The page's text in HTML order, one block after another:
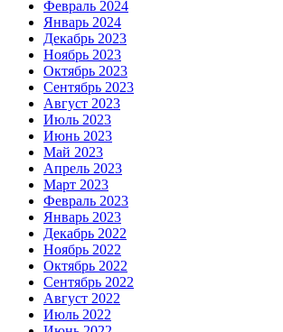
Февраль 2024
Январь 2024
Декабрь 2023
Ноябрь 2023
Октябрь 2023
Сентябрь 2023
Август 2023
Июль 2023
Июнь 2023
Май 2023
Апрель 2023
Март 2023
Февраль 2023
Январь 2023
Декабрь 2022
Ноябрь 2022
Октябрь 2022
Сентябрь 2022
Август 2022
Июль 2022